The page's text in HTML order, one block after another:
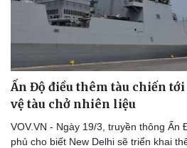
Ấn Độ điều thêm tàu chiến tới
vệ tàu chở nhiên liệu
VOV.VN - Ngày 19/3, truyền thông Ấn
phủ cho biết New Delhi sẽ triển khai